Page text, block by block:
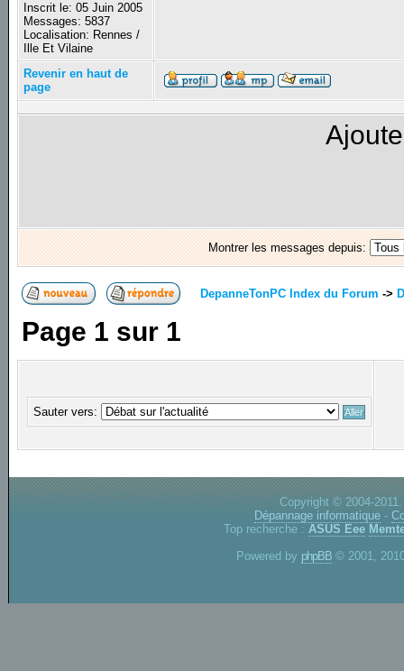
Inscrit le: 05 Juin 2005
Messages: 5837
Localisation: Rennes /
Ille Et Vilaine
Revenir en haut de
page
Montrer les messages depuis:
DepanneTonPC Index du Forum ->
Page 1 sur 1
Sauter vers:
Copyright © 2004-
Dépannage informatique -
Top recherche : ASUS Eee
Powered by phpBB © 2001,